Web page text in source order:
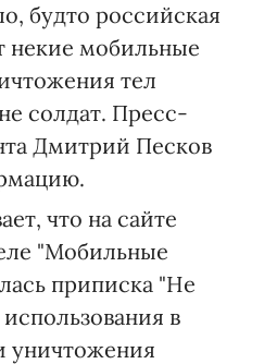
будто российская
некие мобильные
тел
солдат. Пресс-
Дмитрий Песков
что на сайте
"Мобильные
приписка "Не
в
уничтожения